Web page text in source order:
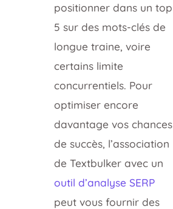
positionner dans un top
5 sur des mots-clés de
longue traine, voire
certains limite
concurrentiels. Pour
optimiser encore
davantage vos chances
de succès, l’association
de Textbulker avec un
outil d’analyse SERP
peut vous fournir des